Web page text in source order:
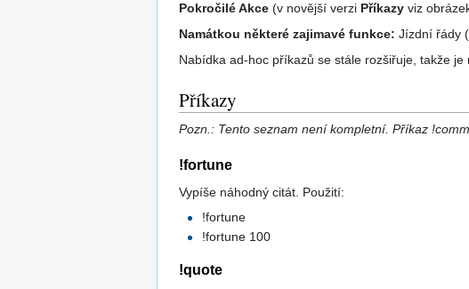
Pokročilé Akce (v novější verzi Příkazy viz
Namátkou některé zajimavé funkce: Jízdní řády
Nabídka ad-hoc příkazů se stále rozšiřuje, takže
Příkazy
Pozn.: Tento seznam není kompletní. Příkaz
!fortune
Vypíše náhodný citát. Použití:
!fortune
!fortune 100
!quote